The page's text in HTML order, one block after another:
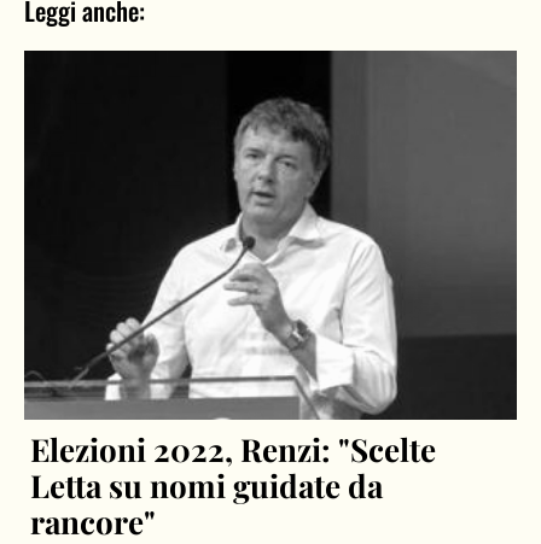
Leggi anche:
Elezioni 2022, Renzi: "Scelte
Letta su nomi guidate da
rancore"